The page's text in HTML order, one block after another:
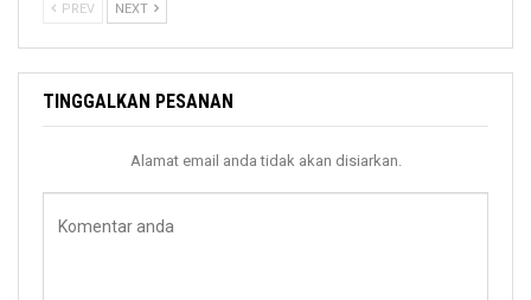
PREV NEXT
TINGGALKAN PESANAN
Alamat email anda tidak akan disiarkan.